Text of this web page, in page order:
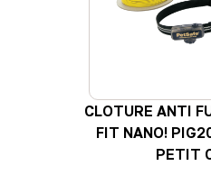
CLOTURE ANTI
FIT NANO!
PETIT